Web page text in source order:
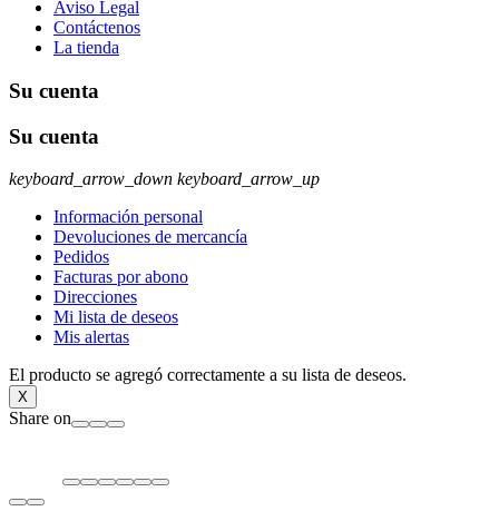
Aviso Legal
Contáctenos
La tienda
Su cuenta
Su cuenta
keyboard_arrow_down keyboard_arrow_up
Información personal
Devoluciones de mercancía
Pedidos
Facturas por abono
Direcciones
Mi lista de deseos
Mis alertas
El producto se agregó correctamente a su lista de deseos.
X
Share on